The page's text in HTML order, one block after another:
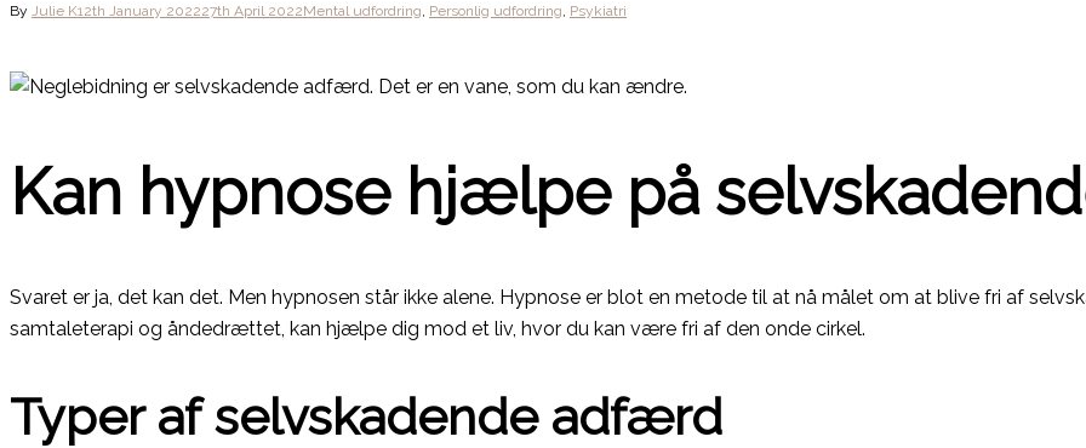
By Julie K12th January 202227th April 2022Mental udfordring Personlig udfordring Psykiatri
Kan hypnose hjælpe på
Svaret er ja, det kan det. Men hypnosen står ikke alene. Hypnose er blot en metode til at nå målet om at blive fri af
samtaleterapi og åndedrættet, kan hjælpe dig mod et liv, hvor du kan være fri af den onde cirkel.
Typer af selvskadende adfærd